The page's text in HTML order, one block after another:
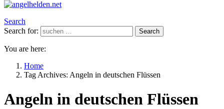
Search
Search for:
Search
You are here:
Home
Tag Archives: Angeln in deutschen Flüssen
Angeln in deutschen Flüssen